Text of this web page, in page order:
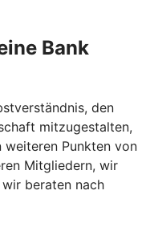
Bank
den
mitzugestalten,
weiteren Punkten von
Mitgliedern, wir
beraten nach